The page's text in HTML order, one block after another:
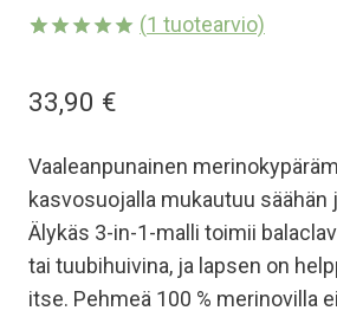
perustuen
asiakkaan
(1 tuotearvio)
33,90 €
Vaaleanpunainen
kasvosuojalla mukautuu säähän
Älykäs 3-in-1-malli toimii
tai tuubihuivina, ja lapsen on
itse. Pehmeä 100 % merinovilla